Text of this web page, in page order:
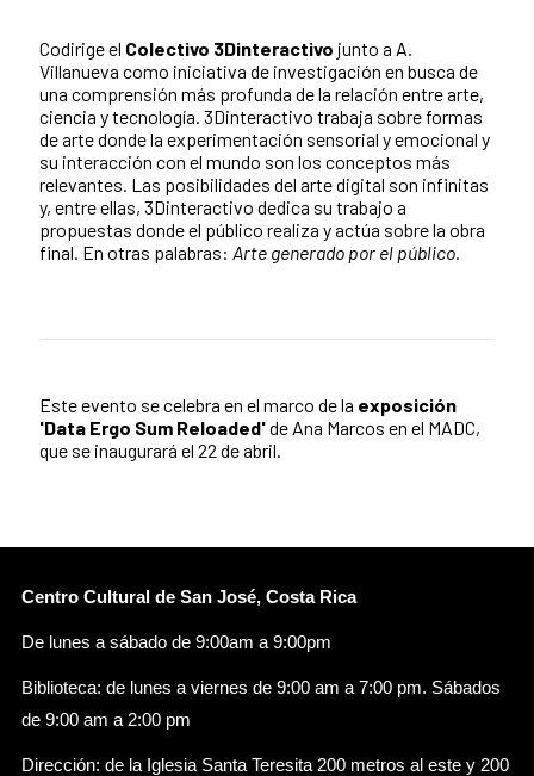
Codirige el Colectivo 3Dinteractivo junto a A.
Villanueva como iniciativa de investigación en busca de
una comprensión más profunda de la relación entre arte,
ciencia y tecnología. 3Dinteractivo trabaja sobre formas
de arte donde la experimentación sensorial y emocional y
su interacción con el mundo son los conceptos más
relevantes. Las posibilidades del arte digital son infinitas
y, entre ellas, 3Dinteractivo dedica su trabajo a
propuestas donde el público realiza y actúa sobre la obra
final. En otras palabras: Arte generado por el público.
Este evento se celebra en el marco de la exposición
'Data Ergo Sum Reloaded'de Ana Marcos en el MADC,
que se inaugurará el 22 de abril.
Centro Cultural de San José, Costa Rica
De lunes a sábado de 9:00am a 9:00pm
Biblioteca: de lunes a viernes de 9:00 am a 7:00 pm. Sábados
de 9:00 am a 2:00 pm
Dirección: de la Iglesia Santa Teresita 200 metros al este y 200